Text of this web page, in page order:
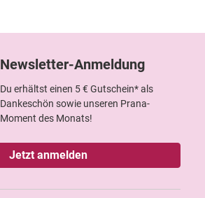
Newsletter-Anmeldung
Du erhältst einen 5 € Gutschein* als
Dankeschön sowie unseren Prana-
Moment des Monats!
Jetzt anmelden